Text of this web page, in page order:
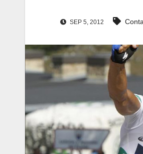
SEP 5, 2012